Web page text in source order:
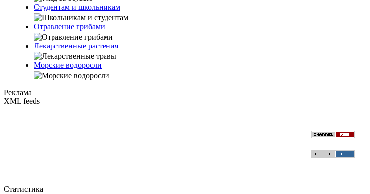
Студентам и школьникам
Отравление грибами
Лекарственные растения
Морские водоросли
Реклама
XML feeds
Статистика